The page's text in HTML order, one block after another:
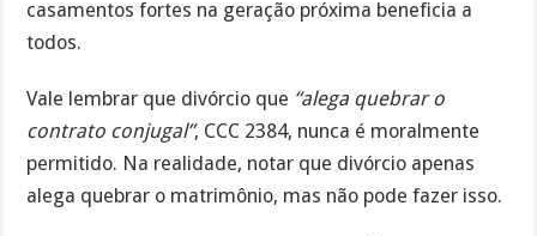
casamentos fortes na geração próxima beneficia a
todos.
Vale lembrar que divórcio que “alega quebrar o
contrato conjugal”, CCC 2384, nunca é moralmente
permitido. Na realidade, notar que divórcio apenas
alega quebrar o matrimônio, mas não pode fazer isso.